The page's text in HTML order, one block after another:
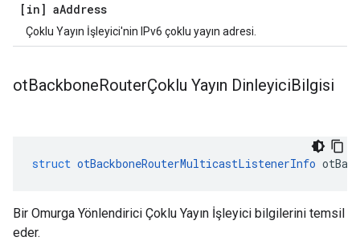
[in] aAddress
Çoklu Yayın İşleyici'nin IPv6 çoklu yayın adresi.
otBackboneRouterÇoklu Yayın DinleyiciBilgisi
struct otBackboneRouterMulticastListenerInfo
Bir Omurga Yönlendirici Çoklu Yayın İşleyici bilgilerini temsil
eder.